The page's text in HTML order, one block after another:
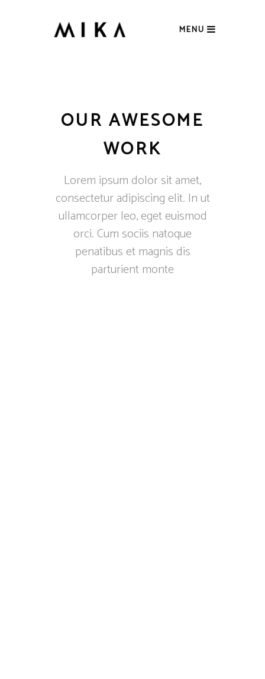
MENU
OUR AWESOME
WORK
Lorem ipsum dolor sit amet,
consectetur adipiscing elit. In ut
ullamcorper leo, eget euismod
orci. Cum sociis natoque
penatibus et magnis dis
parturient monte